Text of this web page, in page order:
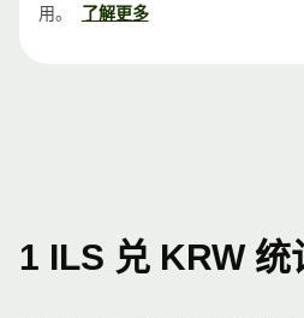
用。
了解更多
1 ILS 兑 KRW 统